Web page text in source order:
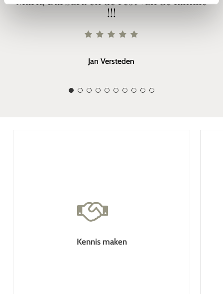
!!!
Jan Versteden
Kennis maken